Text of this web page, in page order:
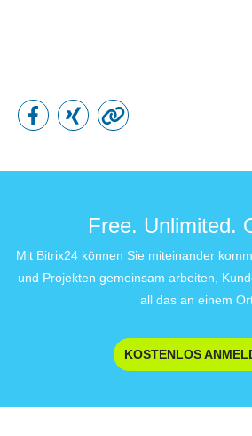
Free. Unlimited.
Mit Bitrix24 können Sie miteinander
und Projekten gemeinsam arbeiten,
all das an einem
KOSTENLOS